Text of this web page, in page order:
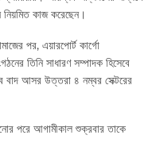
কাজ করেছেন।
পর, এয়ারপোর্ট কার্গো
তিনি সাধারণ সম্পাদক হিসেবে
বাদ আসর উত্তরা ৪ নম্বর সেক্টরের
পরে আগামীকাল শুক্রবার তাকে